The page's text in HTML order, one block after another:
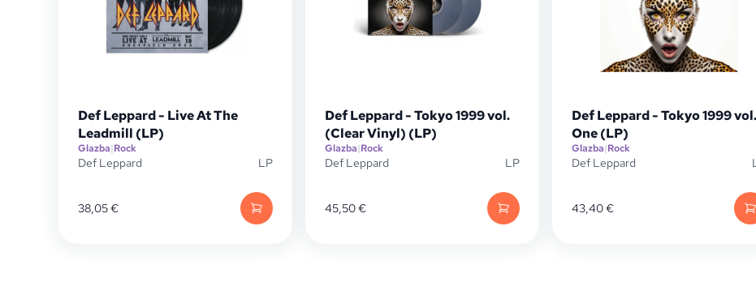
Def Leppard - Live At The
Leadmill (LP)
Glazba|Rock
Def Leppard LP
38,05€
Def Leppard - Tokyo 1999 vol.
(Clear Vinyl) (LP)
Glazba|Rock
Def Leppard LP
45,50€
Def Leppard - Tokyo 1999 vol.
One (LP)
Glazba|Rock
Def Leppard
43,40€